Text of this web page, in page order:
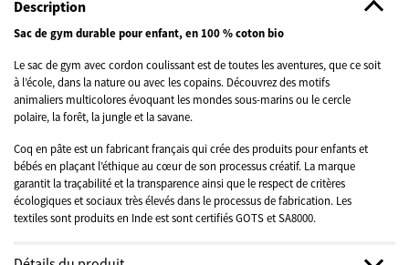
Description
Sac de gym durable pour enfant, en 100 % coton bio
Le sac de gym avec cordon coulissant est de toutes les aventures, que ce soit
à l’école, dans la nature ou avec les copains. Découvrez des motifs
animaliers multicolores évoquant les mondes sous-marins ou le cercle
polaire, la forêt, la jungle et la savane.
Coq en pâte est un fabricant français qui crée des produits pour enfants et
bébés en plaçant l’éthique au cœur de son processus créatif. La marque
garantit la traçabilité et la transparence ainsi que le respect de critères
écologiques et sociaux très élevés dans le processus de fabrication. Les
textiles sont produits en Inde est sont certifiés GOTS et SA8000.